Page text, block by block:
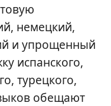
немецкий,
и упрощенный
испанского,
турецкого,
обещают